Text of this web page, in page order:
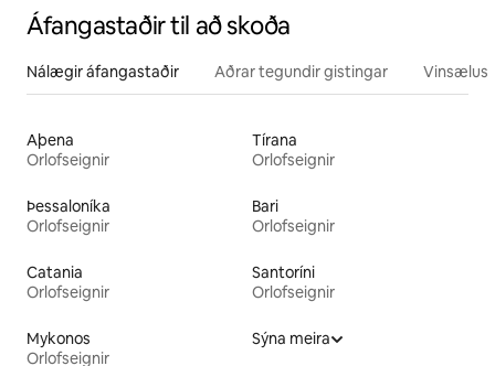
Áfangastaðir til að skoða
Nálægir áfangastaðir Aðrar tegundir gistingar
Aþena
Orlofseignir
Tírana
Orlofseignir
Þessaloníka
Orlofseignir
Bari
Orlofseignir
Catania
Orlofseignir
Santoríni
Orlofseignir
Mykonos
Orlofseignir
Sýna meira